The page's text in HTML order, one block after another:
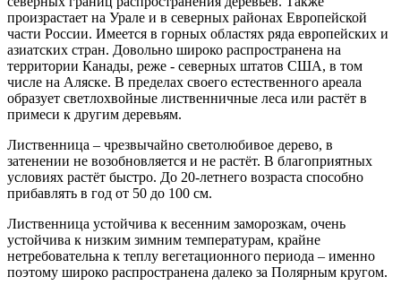
произрастает на Урале и в северных районах Европейской
части России. Имеется в горных областях ряда европейских и
азиатских стран. Довольно широко распространена на
территории Канады, реже - северных штатов США, в том
числе на Аляске. В пределах своего естественного ареала
образует светлохвойные лиственничные леса или растёт в
примеси к другим деревьям.
Лиственница – чрезвычайно светолюбивое дерево, в
затенении не возобновляется и не растёт. В благоприятных
условиях растёт быстро. До 20-летнего возраста способно
прибавлять в год от 50 до 100 см.
Лиственница устойчива к весенним заморозкам, очень
устойчива к низким зимним температурам, крайне
нетребовательна к теплу вегетационного периода – именно
поэтому широко распространена далеко за Полярным кругом.